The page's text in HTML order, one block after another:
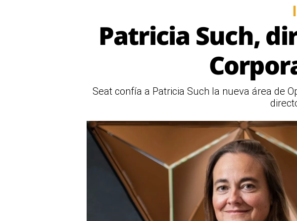
Patricia Such,
Seat confía a Patricia Such la nueva área de